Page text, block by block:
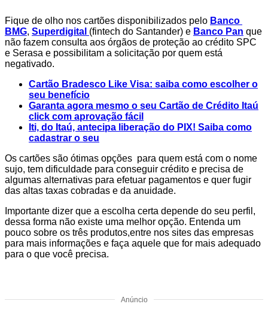
Fique de olho nos cartões disponibilizados pelo Banco
BMG, Superdigital (fintech do Santander) e Banco Pan que
não fazem consulta aos órgãos de proteção ao crédito SPC
e Serasa e possibilitam a solicitação por quem está
negativado.
Cartão Bradesco Like Visa: saiba como escolher o
seu benefício
Garanta agora mesmo o seu Cartão de Crédito Itaú
click com aprovação fácil
Iti, do Itaú, antecipa liberação do PIX! Saiba como
cadastrar o seu
Os cartões são ótimas opções para quem está com o nome
sujo, tem dificuldade para conseguir crédito e precisa de
algumas alternativas para efetuar pagamentos e quer fugir
das altas taxas cobradas e da anuidade.
Importante dizer que a escolha certa depende do seu perfil,
dessa forma não existe uma melhor opção. Entenda um
pouco sobre os três produtos,entre nos sites das empresas
para mais informações e faça aquele que for mais adequado
para o que você precisa.
Anúncio